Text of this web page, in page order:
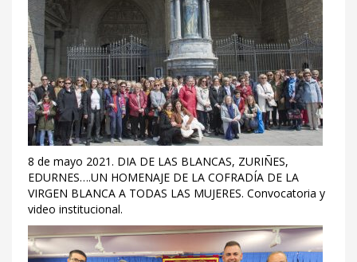
8 de mayo 2021. DIA DE LAS BLANCAS, ZURIÑES,
EDURNES….UN HOMENAJE DE LA COFRADÍA DE LA
VIRGEN BLANCA A TODAS LAS MUJERES. Convocatoria y
video institucional.